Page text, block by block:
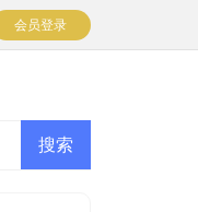
会员登录